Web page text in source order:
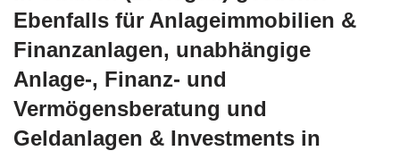
Ebenfalls für Anlageimmobilien &
Finanzanlagen, unabhängige
Anlage-, Finanz- und
Vermögensberatung und
Geldanlagen & Investments in